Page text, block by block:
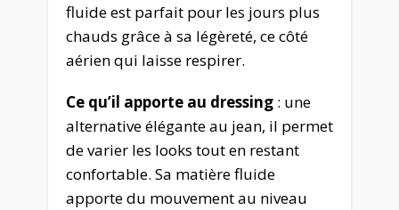
fluide est parfait pour les jours plus
chauds grâce à sa légèreté, ce côté
aérien qui laisse respirer.
Ce qu’il apporte au dressing : une
alternative élégante au jean, il permet
de varier les looks tout en restant
confortable. Sa matière fluide
apporte du mouvement au niveau